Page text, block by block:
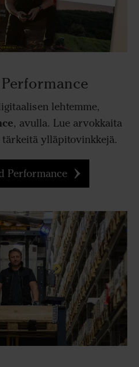
lehtemme,
, avulla. Lue arvokkaita
ylläpitovinkkejä.
Performance